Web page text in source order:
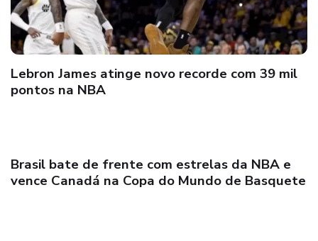
Lebron James atinge novo recorde com 39 mil
pontos na NBA
Brasil bate de frente com estrelas da NBA e
vence Canadá na Copa do Mundo de Basquete